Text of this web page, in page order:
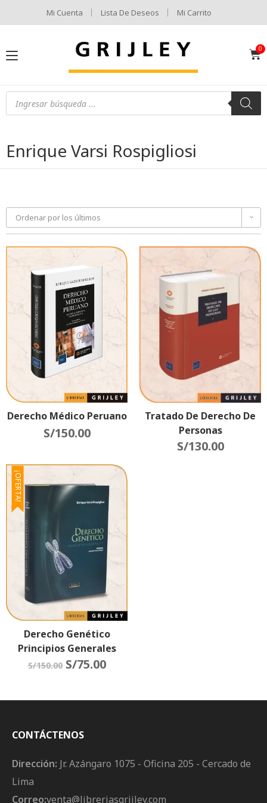
Mi Cuenta Lista De Deseos Mi Carrito
Enrique Varsi Rospigliosi
Ordenar por los últimos
Derecho Médico Peruano
S/150.00
Tratado De Derecho De
Personas
S/130.00
¡OFERTA!
Derecho Genético
Principios Generales
S/150.00 S/75.00
CONTÁCTENOS
Dirección: Jr. Azángaro 1075 - Oficina 205 - Cercado de
Lima
Correo:venta@libreriasgrijley.com